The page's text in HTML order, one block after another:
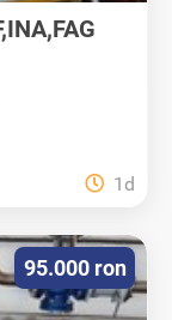
1d
95.000 ron